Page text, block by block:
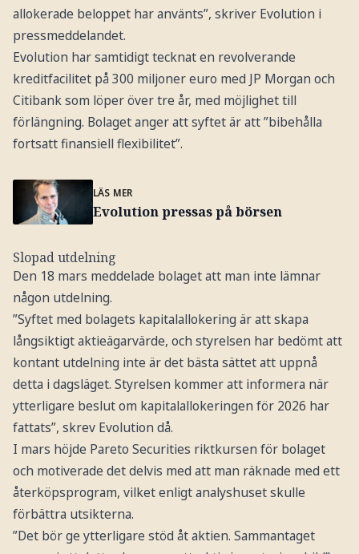
allokerade beloppet har använts”, skriver Evolution i
pressmeddelandet.
Evolution har samtidigt tecknat en revolverande
kreditfacilitet på 300 miljoner euro med JP Morgan och
Citibank som löper över tre år, med möjlighet till
förlängning. Bolaget anger att syftet är att ”bibehålla
fortsatt finansiell flexibilitet”.
LÄS MER
Evolution pressas på börsen
Slopad utdelning
Den 18 mars meddelade bolaget att man inte lämnar
någon utdelning.
”Syftet med bolagets kapitalallokering är att skapa
långsiktigt aktieägarvärde, och styrelsen har bedömt att
kontant utdelning inte är det bästa sättet att uppnå
detta i dagsläget. Styrelsen kommer att informera när
ytterligare beslut om kapitalallokeringen för 2026 har
fattats”, skrev Evolution då.
I mars höjde Pareto Securities riktkursen för bolaget
och motiverade det delvis med att man räknade med ett
återköpsprogram, vilket enligt analyshuset skulle
förbättra utsikterna.
”Det bör ge ytterligare stöd åt aktien. Sammantaget